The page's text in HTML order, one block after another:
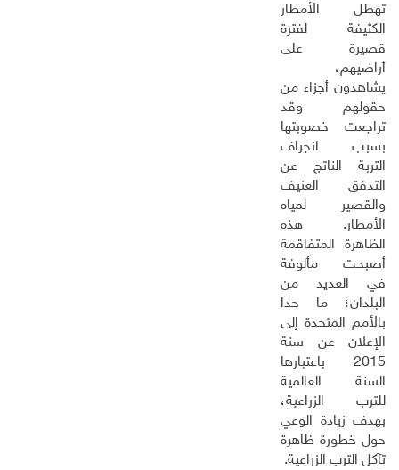
تهطل الأمطار
الكثيفة لفترة
قصيرة على
أراضيهم،
يشاهدون أجزاء من
حقولهم وقد
تراجعت خصوبتها
بسبب انجراف
التربة الناتج عن
التدفق العنيف
والقصير لمياه
الأمطار. هذه
الظاهرة المتفاقمة
أصبحت مألوفة
في العديد من
البلدان؛ ما حدا
بالأمم المتحدة إلى
الإعلان عن سنة
2015 باعتبارها
السنة العالمية
للترب الزراعية،
بهدف زيادة الوعي
حول خطورة ظاهرة
تآكل الترب الزراعية.